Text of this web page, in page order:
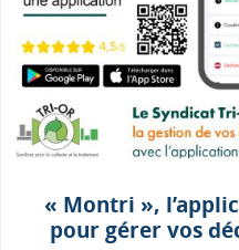
« Montri »,
pour gérer vos